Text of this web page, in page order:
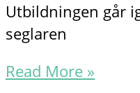
Utbildningen går
seglaren
Grundkurs
Read More »